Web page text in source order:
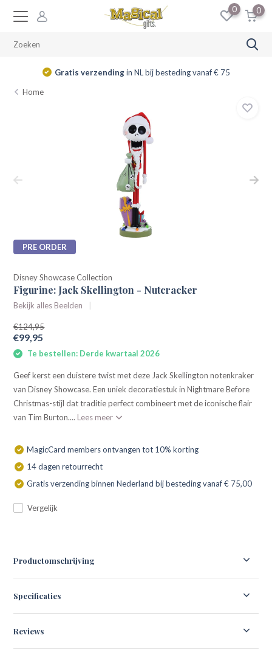
0 0
Gratis verzendingin NL bij besteding vanaf € 75
Home
PRE ORDER
Disney Showcase Collection
Figurine: Jack Skellington - Nutcracker
Bekijk alles Beelden
€124,95
€99,95
Te bestellen: Derde kwartaal 2026
Geef kerst een duistere twist met deze Jack Skellington notenkraker
van Disney Showcase. Een uniek decoratiestuk in Nightmare Before
Christmas-stijl dat traditie perfect combineert met de iconische flair
van Tim Burton.... Lees meer
MagicCard members ontvangen tot 10% korting
14 dagen retourrecht
Gratis verzending binnen Nederland bij besteding vanaf € 75,00
Vergelijk
Productomschrijving
Specificaties
Reviews